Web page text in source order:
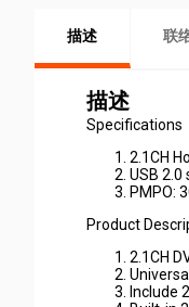
描述 联
描述
Specifications
2.1CH
USB 2.0
PMPO:
Product
2.1CH
Include